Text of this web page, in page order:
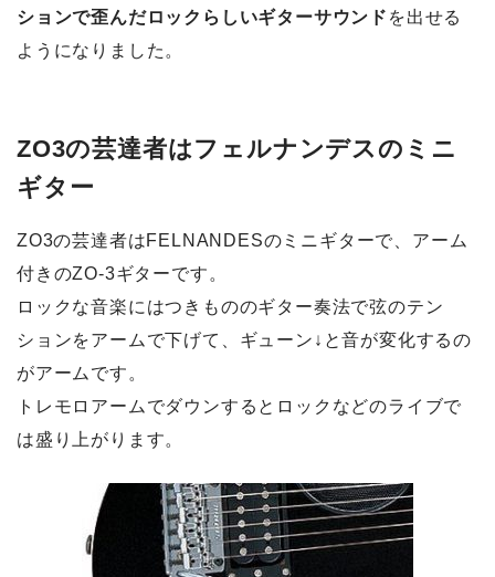
ションで歪んだロックらしいギターサウンド を出せる
ようになりました。
ZO3の芸達者はフェルナンデスのミニ
ギター
ZO3の芸達者はFELNANDESのミニギターで、アーム
付きのZO-3ギターです。
ロックな音楽にはつきもののギター奏法で弦のテン
ションをアームで下げて、ギューン↓と音が変化するの
がアームです。
トレモロアームでダウンするとロックなどのライブで
は盛り上がります。